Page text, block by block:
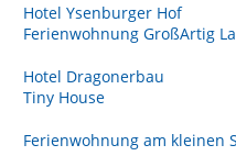
Hotel Ysenburger Hof
Ferienwohnung GroßArtig
Hotel Dragonerbau
Tiny House
Ferienwohnung am kleinen